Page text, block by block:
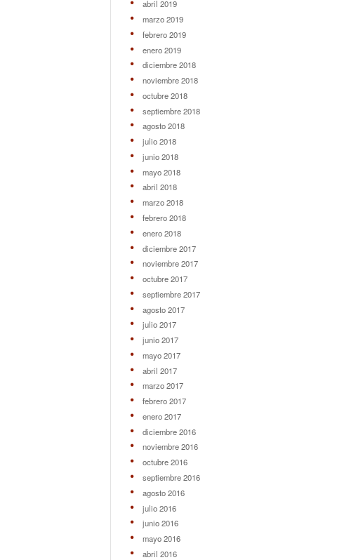
abril 2019
marzo 2019
febrero 2019
enero 2019
diciembre 2018
noviembre 2018
octubre 2018
septiembre 2018
agosto 2018
julio 2018
junio 2018
mayo 2018
abril 2018
marzo 2018
febrero 2018
enero 2018
diciembre 2017
noviembre 2017
octubre 2017
septiembre 2017
agosto 2017
julio 2017
junio 2017
mayo 2017
abril 2017
marzo 2017
febrero 2017
enero 2017
diciembre 2016
noviembre 2016
octubre 2016
septiembre 2016
agosto 2016
julio 2016
junio 2016
mayo 2016
abril 2016